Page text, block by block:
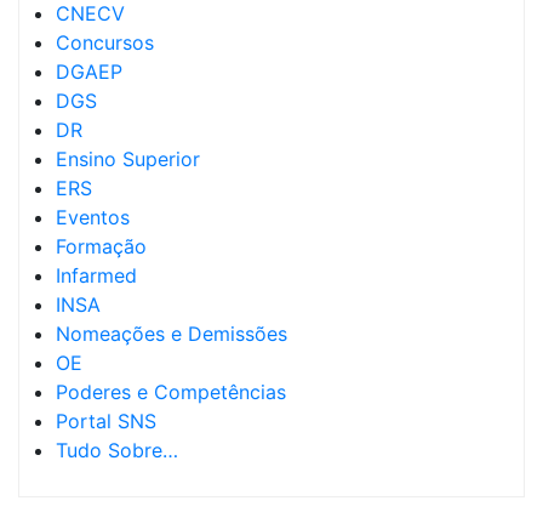
CNECV
Concursos
DGAEP
DGS
DR
Ensino Superior
ERS
Eventos
Formação
Infarmed
INSA
Nomeações e Demissões
OE
Poderes e Competências
Portal SNS
Tudo Sobre…